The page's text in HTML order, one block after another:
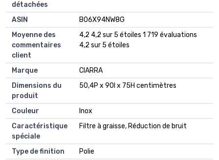
détachées
ASIN
B06X94NW8G
Moyenne des
commentaires
client
4,2 4,2 sur 5 étoiles 1 719 évaluations
4,2 sur 5 étoiles
Marque
CIARRA
Dimensions du
produit
50,4P x 90l x 75H centimètres
Couleur
Inox
Caractéristique
spéciale
Filtre à graisse, Réduction de bruit
Type de finition
Polie